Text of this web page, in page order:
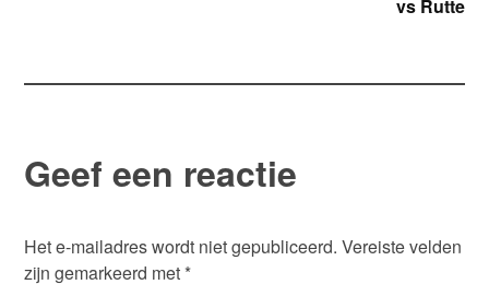
vs Rutte
Geef een reactie
Het e-mailadres wordt niet gepubliceerd. Vereiste velden
zijn gemarkeerd met *